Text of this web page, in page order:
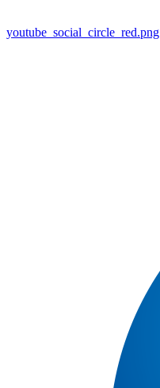
youtube_social_circle_red.png